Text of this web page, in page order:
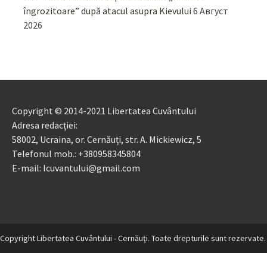
îngrozitoare” după atacul asupra Kievului 6 Август
2026
Copyright © 2014-2021 Libertatea Cuvântului
Adresa redacției:
58002, Ucraina, or. Cernăuți, str. A. Mickiewicz, 5
Telefonul mob.: +380958345804
E-mail: lcuvantului@gmail.com
Copyright Libertatea Cuvântului - Cernăuţi. Toate drepturile sunt rezervate.